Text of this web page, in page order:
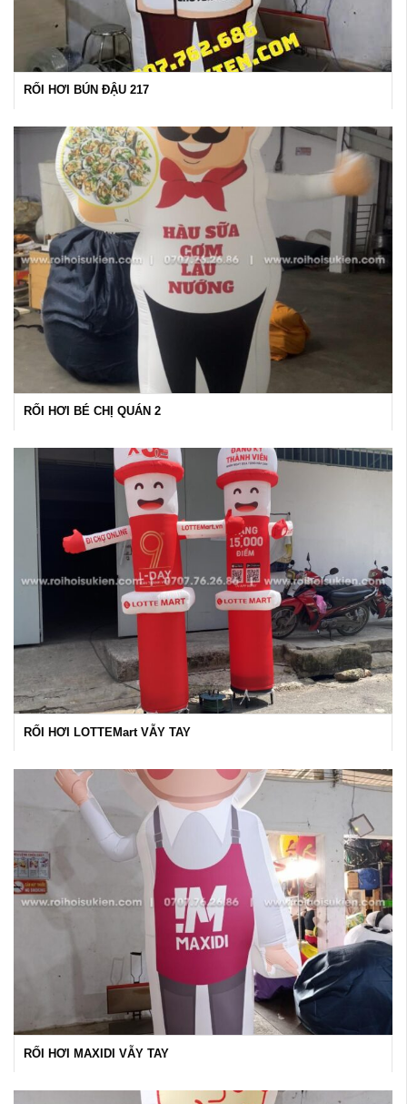
RỐI HƠI BÚN ĐẬU 217
RỐI HƠI BÉ CHỊ QUÁN 2
RỐI HƠI LOTTEMart VẪY TAY
RỐI HƠI MAXIDI VẪY TAY